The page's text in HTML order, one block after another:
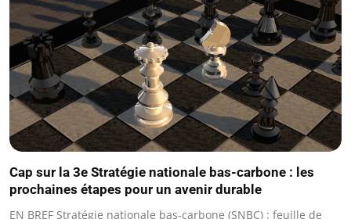
Cap sur la 3e Stratégie nationale bas-carbone : les
prochaines étapes pour un avenir durable
EN BREF Stratégie nationale bas-carbone (SNBC) : feuille de